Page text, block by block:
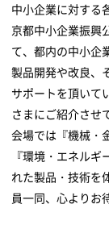
中小企業に対する
京都中小企業振興
て、都内の中小企
製品開発や改良、
サポートを頂いて
さまにご紹介させ
会場では『機械・
『環境・エネル
れた製品・技術を
員一同、心よりお